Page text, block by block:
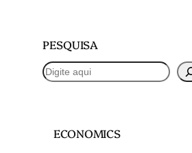
PESQUISA
P
e
ECONOMICS